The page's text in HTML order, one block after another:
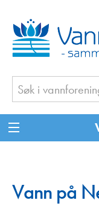
Vann på